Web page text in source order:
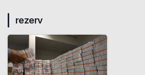
rezerv